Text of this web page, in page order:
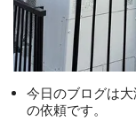
今日のブログは
の依頼です。